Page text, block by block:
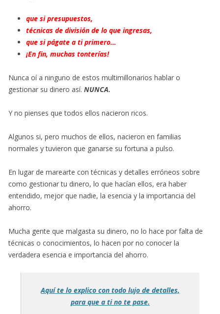
que si presupuestos,
técnicas de división de lo que ingresas,
que si págate a ti primero…
¡En fin, muchas tonterías!
Nunca oí a ninguno de estos multimillonarios hablar o
gestionar su dinero así. NUNCA.
Y no pienses que todos ellos nacieron ricos.
Algunos si, pero muchos de ellos, nacieron en familias
normales y tuvieron que ganarse su fortuna a pulso.
En lugar de marearte con técnicas y detalles erróneos sobre
como gestionar tu dinero, lo que hacían ellos, era haber
entendido, mejor que nadie, la esencia y la importancia del
ahorro.
Mucha gente que malgasta su dinero, no lo hace por falta de
técnicas o conocimientos, lo hacen por no conocer la
verdadera esencia e importancia del ahorro.
Aquí te lo explico con todo lujo de detalles,
para que a ti no te pase.